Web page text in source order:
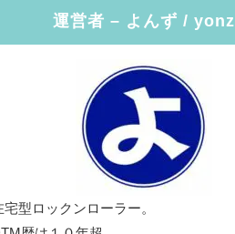
運営者 – よんず / yonz
宅型ロックンローラー。